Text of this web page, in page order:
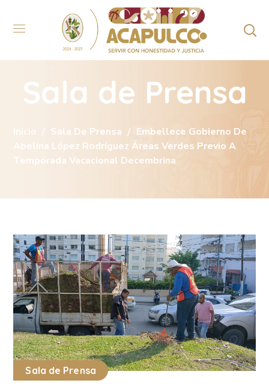
Sala de Prensa
Inicio Sala De Prensa
Embellece Gobierno De
Abelina López Rodríguez Áreas Verdes Previo A
Temporada Vacacional Decembrina
Sala de Prensa